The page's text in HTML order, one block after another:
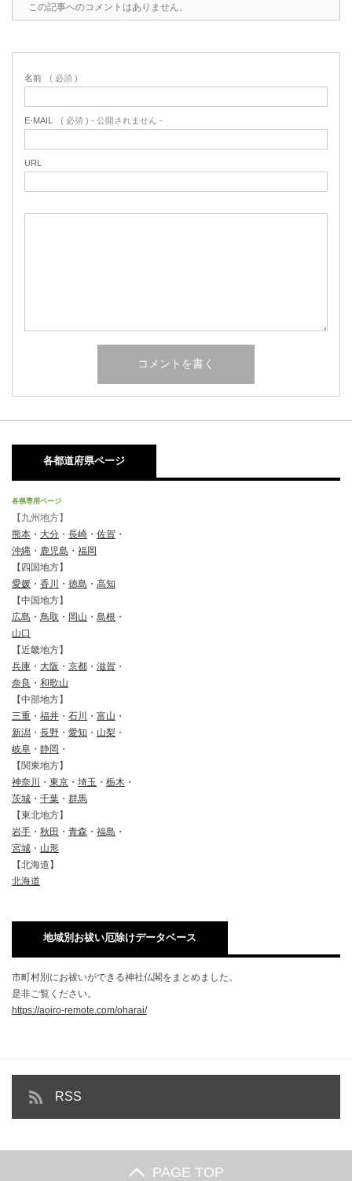
この記事へのコメントはありません。
名前 ( 必須 )
E-MAIL ( 必須 ) - 公開されません -
URL
各都道府県ページ
各県専用ページ
【九州地方】
熊本 ・ 大分 ・ 長崎 ・ 佐賀 ・
沖縄 ・ 鹿児島 ・ 福岡
【四国地方】
愛媛 ・ 香川 ・ 徳島 ・ 高知
【中国地方】
広島 ・ 鳥取 ・ 岡山 ・ 島根 ・
山口
【近畿地方】
兵庫 ・ 大阪 ・ 京都 ・ 滋賀 ・
奈良 ・ 和歌山
【中部地方】
三重 ・ 福井 ・ 石川 ・ 富山 ・
新潟 ・ 長野 ・ 愛知 ・ 山梨 ・
岐阜 ・ 静岡 ・
【関東地方】
神奈川
・ 東京 ・ 埼玉 ・ 栃木 ・
茨城 ・ 千葉 ・ 群馬
【東北地方】
岩手 ・ 秋田 ・ 青森 ・ 福島 ・
宮城 ・ 山形
【北海道】
北海道
地域別お祓い厄除けデータベース
市町村別にお祓いができる神社仏閣をまとめました。
是非ご覧ください。
https://aoiro-remote.com/oharai/
RSS
PAGE TOP